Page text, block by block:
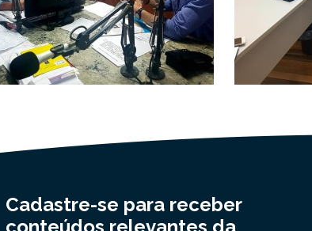
Cadastre-se para receber